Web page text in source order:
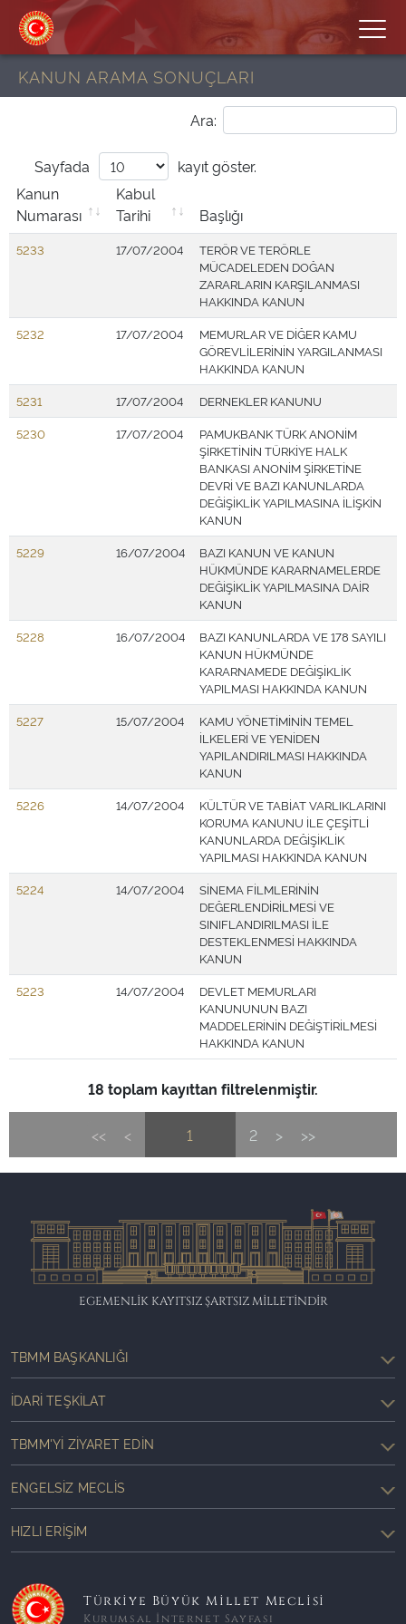
KANUN ARAMA SONUÇLARI
Ara:
Sayfada
kayıt göster.
Kanun
Numarası
Kabul
Tarihi
Başlığı
5233 17/07/2004
TERÖR VE TERÖRLE
MÜCADELEDEN DOĞAN
ZARARLARIN KARŞILANMASI
HAKKINDA KANUN
5232
17/07/2004
MEMURLAR VE DİĞER KAMU
GÖREVLİLERİNİN YARGILANMASI
HAKKINDA KANUN
5231
17/07/2004
DERNEKLER KANUNU
5230
17/07/2004
PAMUKBANK TÜRK ANONİM
ŞİRKETİNİN TÜRKİYE HALK
BANKASI ANONİM ŞİRKETİNE
DEVRİ VE BAZI KANUNLARDA
DEĞİŞİKLİK YAPILMASINA İLİŞKİN
KANUN
5229
16/07/2004
BAZI KANUN VE KANUN
HÜKMÜNDE KARARNAMELERDE
DEĞİŞİKLİK YAPILMASINA DAİR
KANUN
5228
16/07/2004
BAZI KANUNLARDA VE 178 SAYILI
KANUN HÜKMÜNDE
KARARNAMEDE DEĞİŞİKLİK
YAPILMASI HAKKINDA KANUN
5227
15/07/2004
KAMU YÖNETİMİNİN TEMEL
İLKELERİ VE YENİDEN
YAPILANDIRILMASI HAKKINDA
KANUN
5226
14/07/2004
KÜLTÜR VE TABİAT VARLIKLARINI
KORUMA KANUNU İLE ÇEŞİTLİ
KANUNLARDA DEĞİŞİKLİK
YAPILMASI HAKKINDA KANUN
5224
14/07/2004
SİNEMA FİLMLERİNİN
DEĞERLENDİRİLMESİ VE
SINIFLANDIRILMASI İLE
DESTEKLENMESİ HAKKINDA
KANUN
5223
14/07/2004
DEVLET MEMURLARI
KANUNUNUN BAZI
MADDELERİNİN DEĞİŞTİRİLMESİ
HAKKINDA KANUN
18 toplam kayıttan filtrelenmiştir.
<< < 1 2 > >>
EGEMENLİK KAYITSIZ ŞARTSIZ MİLLETİNDİR
TBMM BAŞKANLIĞI
İDARI TEŞKILAT
TBMM'YI ZIYARET EDIN
ENGELSIZ MECLIS
HIZLI ERIŞIM
Türkiye Büyük Millet Meclisi
Kurumsal İnternet Sayfası